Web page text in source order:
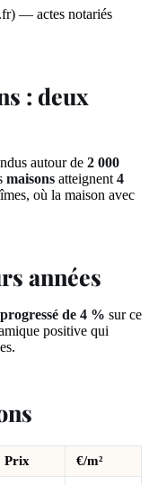
— actes notariés
: deux
autour de 2 000
maisons atteignent 4
où la maison avec
années
progressé de 4 % sur ce
positive qui
Prix €/m²